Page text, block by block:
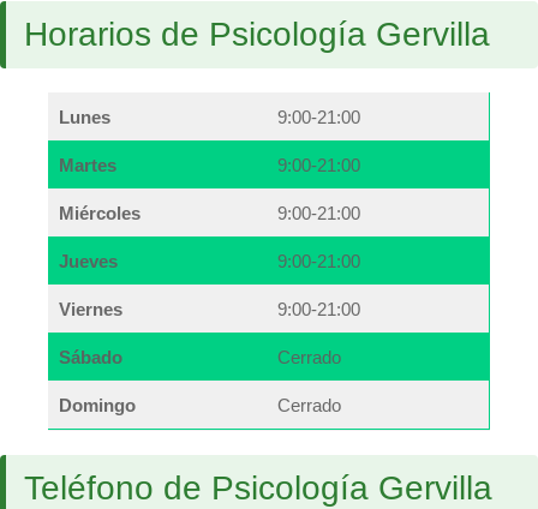
Horarios de Psicología Gervilla
Lunes 9:00-21:00
Martes 9:00-21:00
Miércoles 9:00-21:00
Jueves 9:00-21:00
Viernes 9:00-21:00
Sábado Cerrado
Domingo Cerrado
Teléfono de Psicología Gervilla